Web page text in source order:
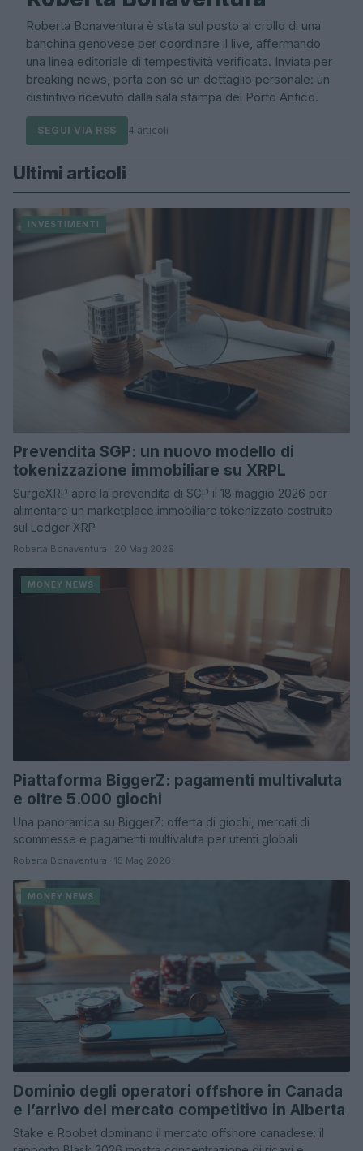
Roberta Bonaventura è stata sul posto al crollo di una
banchina genovese per coordinare il live, affermando
una linea editoriale di tempestività verificata. Inviata per
breaking news, porta con sé un dettaglio personale: un
distintivo ricevuto dalla sala stampa del Porto Antico.
SEGUI VIA RSS 4 articoli
Ultimi articoli
INVESTIMENTI
Prevendita SGP: un nuovo modello di
tokenizzazione immobiliare su XRPL
SurgeXRP apre la prevendita di SGP il 18 maggio 2026 per
alimentare un marketplace immobiliare tokenizzato costruito
sul Ledger XRP
Roberta Bonaventura · 20 Mag 2026
MONEY NEWS
Piattaforma BiggerZ: pagamenti multivaluta
e oltre 5.000 giochi
Una panoramica su BiggerZ: offerta di giochi, mercati di
scommesse e pagamenti multivaluta per utenti globali
Roberta Bonaventura · 15 Mag 2026
MONEY NEWS
Dominio degli operatori offshore in Canada
e l’arrivo del mercato competitivo in Alberta
Stake e Roobet dominano il mercato offshore canadese: il